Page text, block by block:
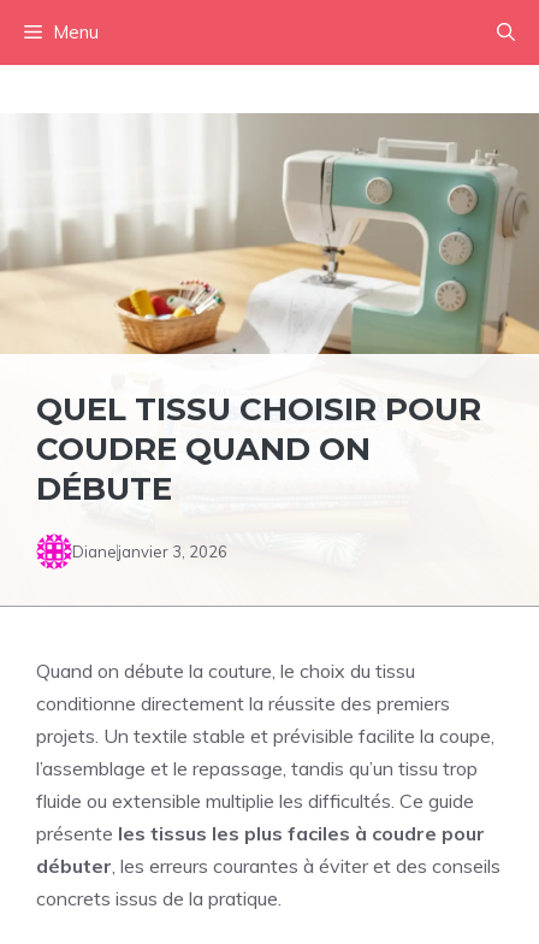
Menu
QUEL TISSU CHOISIR POUR
COUDRE QUAND ON
DÉBUTE
Dianejanvier 3, 2026
Quand on débute la couture, le choix du tissu
conditionne directement la réussite des premiers
projets. Un textile stable et prévisible facilite la coupe,
l’assemblage et le repassage, tandis qu’un tissu trop
fluide ou extensible multiplie les difficultés. Ce guide
présente les tissus les plus faciles à coudre pour
débuter, les erreurs courantes à éviter et des conseils
concrets issus de la pratique.